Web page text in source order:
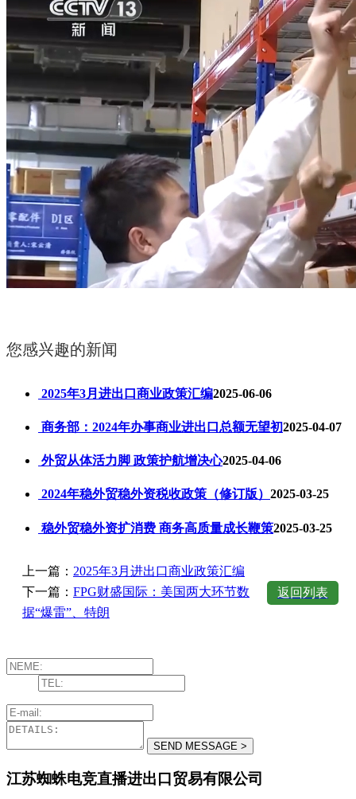
您感兴趣的新闻
2025年3月进出口商业政策汇编2025-06-06
商务部：2024年办事商业进出口总额无望初2025-04-07
外贸从体活力脚 政策护航增决心2025-04-06
2024年稳外贸稳外资税收政策（修订版） 2025-03-25
稳外贸稳外资扩消费 商务高质量成长鞭策2025-03-25
上一篇： 2025年3月进出口商业政策汇编
下一篇： FPG财盛国际：美国两大环节数
据“爆雷”、特朗
返回列表
江苏蜘蛛电竞直播进出口贸易有限公司